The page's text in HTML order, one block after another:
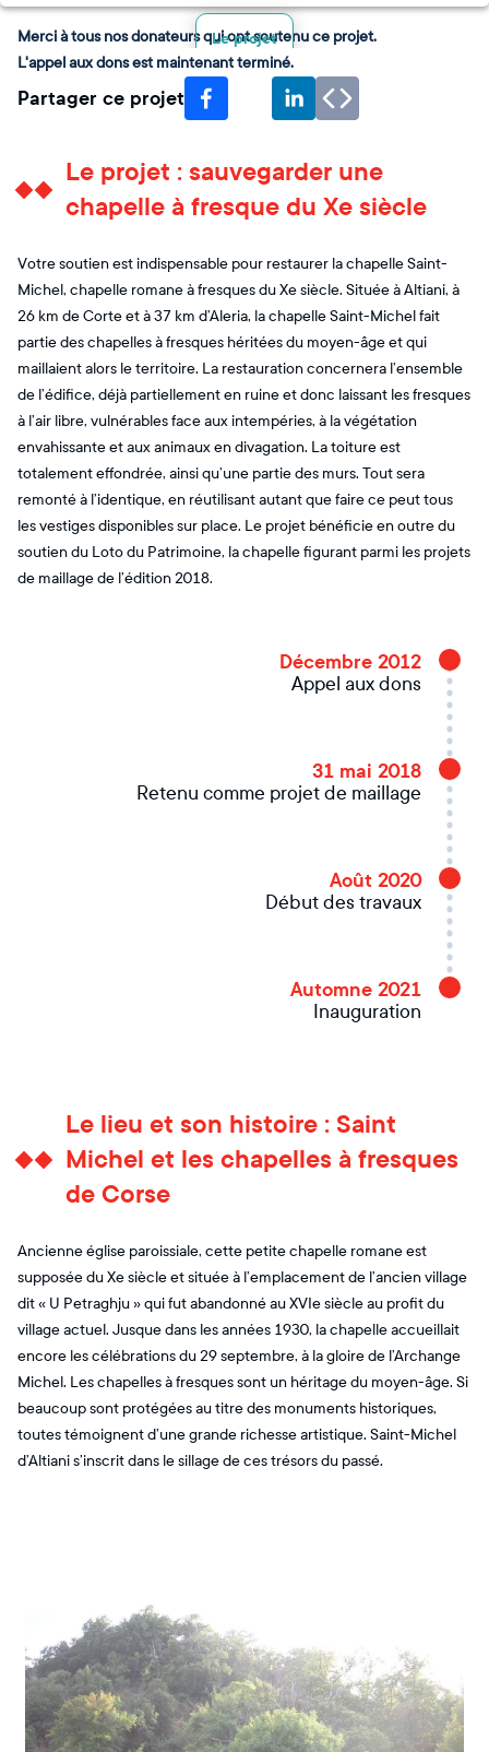
Le projet
Merci à tous nos donateurs qui ont soutenu ce projet.
L'appel aux dons est maintenant terminé.
Partager ce projet
Le projet : sauvegarder une
chapelle à fresque du Xe siècle
Votre soutien est indispensable pour restaurer la chapelle Saint-
Michel, chapelle romane à fresques du Xe siècle. Située à Altiani, à
26 km de Corte et à 37 km d’Aleria, la chapelle Saint-Michel fait
partie des chapelles à fresques héritées du moyen-âge et qui
maillaient alors le territoire. La restauration concernera l’ensemble
de l’édifice, déjà partiellement en ruine et donc laissant les fresques
à l’air libre, vulnérables face aux intempéries, à la végétation
envahissante et aux animaux en divagation. La toiture est
totalement effondrée, ainsi qu’une partie des murs. Tout sera
remonté à l’identique, en réutilisant autant que faire ce peut tous
les vestiges disponibles sur place. Le projet bénéficie en outre du
soutien du Loto du Patrimoine, la chapelle figurant parmi les projets
de maillage de l’édition 2018.
Décembre 2012
Appel aux dons
31 mai 2018
Retenu comme projet de maillage
Août 2020
Début des travaux
Automne 2021
Inauguration
Le lieu et son histoire : Saint
Michel et les chapelles à fresques
de Corse
Ancienne église paroissiale, cette petite chapelle romane est
supposée du Xe siècle et située à l’emplacement de l’ancien village
dit « U Petraghju » qui fut abandonné au XVIe siècle au profit du
village actuel. Jusque dans les années 1930, la chapelle accueillait
encore les célébrations du 29 septembre, à la gloire de l’Archange
Michel. Les chapelles à fresques sont un héritage du moyen-âge. Si
beaucoup sont protégées au titre des monuments historiques,
toutes témoignent d’une grande richesse artistique. Saint-Michel
d’Altiani s’inscrit dans le sillage de ces trésors du passé.